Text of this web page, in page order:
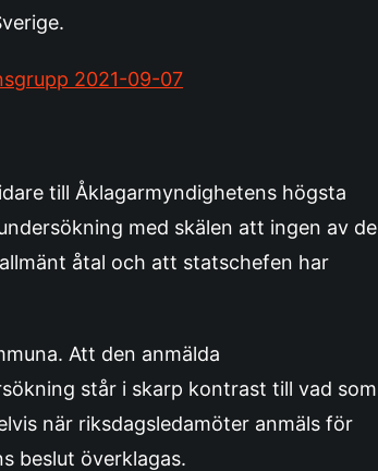
2021-09-07
till Åklagarmyndighetens högsta
med skälen att ingen av de
åtal och att statschefen har
Att den anmälda
står i skarp kontrast till vad som
när riksdagsledamöter anmäls för
beslut överklagas.